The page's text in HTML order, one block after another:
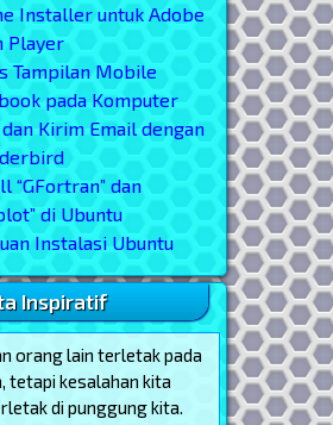
Installer untuk Adobe
Player
Tampilan Mobile
pada Komputer
dan Kirim Email dengan
“GFortran” dan
di Ubuntu
Instalasi Ubuntu
Inspiratif
orang lain terletak pada
tetapi kesalahan kita
di punggung kita.